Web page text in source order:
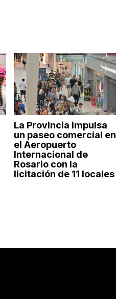
La Provincia impulsa
un paseo comercial en
el Aeropuerto
Internacional de
Rosario con la
licitación de 11 locales